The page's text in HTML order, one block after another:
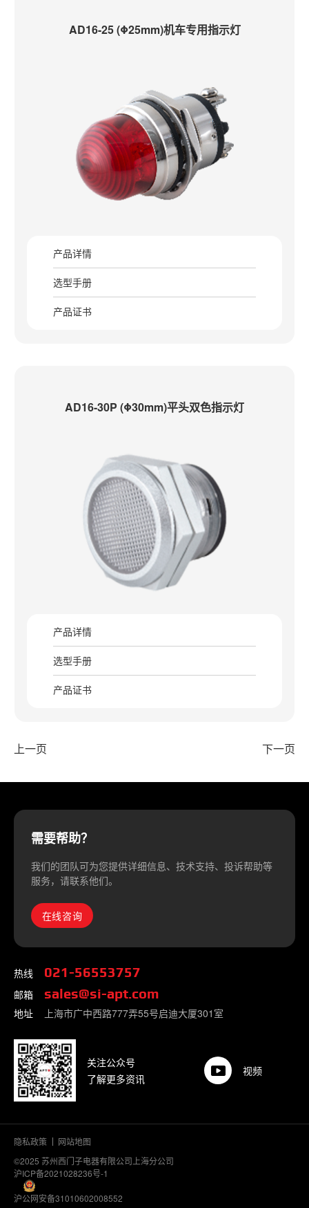
AD16-25 (Φ25mm)机车专用指示灯
产品详情
选型手册
产品证书
AD16-30P (Φ30mm)平头双色指示灯
产品详情
选型手册
产品证书
上一页 下一页
需要帮助？
我们的团队可为您提供详细信息、技术支持、投诉帮助等
服务，请联系他们。
在线咨询
热线
021-56553757
邮箱
sales@si-apt.com
地址
上海市广中西路777弄55号启迪大厦301室
关注公众号
了解更多资讯
视频
©2025 苏州西门子电器有限公司上海分公司
沪ICP备2021028236号-1
沪公网安备31010602008552
隐私政策 网站地图